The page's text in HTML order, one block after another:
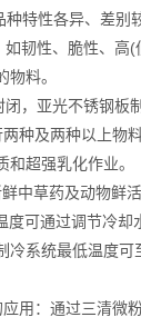
种特性各异、差别
韧性、脆性、高(
料。
，亚光不锈钢板制
种及两种以上物
超强乳化作业。
中草药及动物鲜活
度可通过调节冷却
冷系统最低温度可
用：通过三清微